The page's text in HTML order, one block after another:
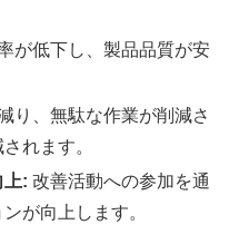
が低下し、製品品質が安
り、無駄な作業が削減さ
れます。
上: 改善活動への参加を通
が向上します。